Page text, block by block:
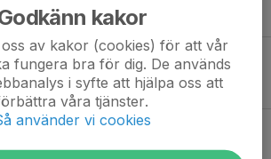
BK - Bankeryds SK 4
2, Huskvarna
BK - Bankeryds SK 4
kakor
av kakor (cookies) för att vår
fungera bra för dig. De används
i syfte att hjälpa oss att
våra tjänster.
använder vi cookies